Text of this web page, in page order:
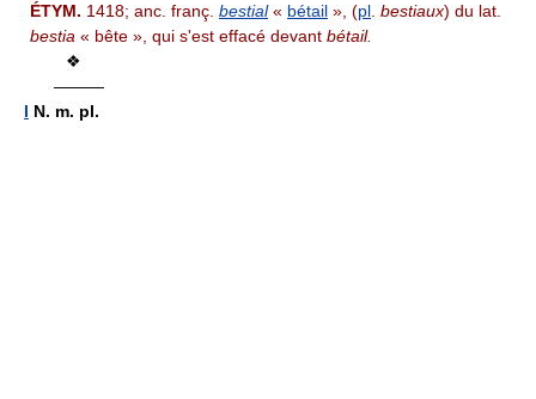
ÉTYM. 1418; anc. franç. bestial« bétail », (pl. bestiaux) du lat.
bestia « bête », qui s'est effacé devant bétail.
❖
———
I N. m. pl.